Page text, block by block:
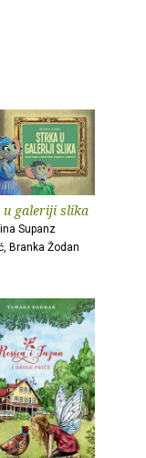
u galeriji slika
Supanz
Branka Žodan